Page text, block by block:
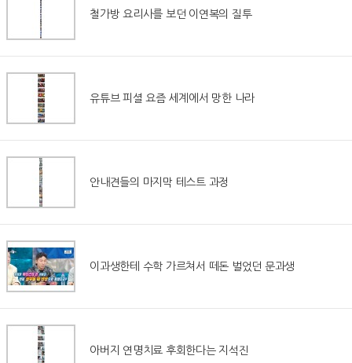
철가방 요리사를 보던 이연복의 질투
유튜브 피셜 요즘 세계에서 망한 나라
안내견들의 마지막 테스트 과정
이과생한테 수학 가르쳐서 떼돈 벌었던 문과생
아버지 연명치료 후회한다는 지석진